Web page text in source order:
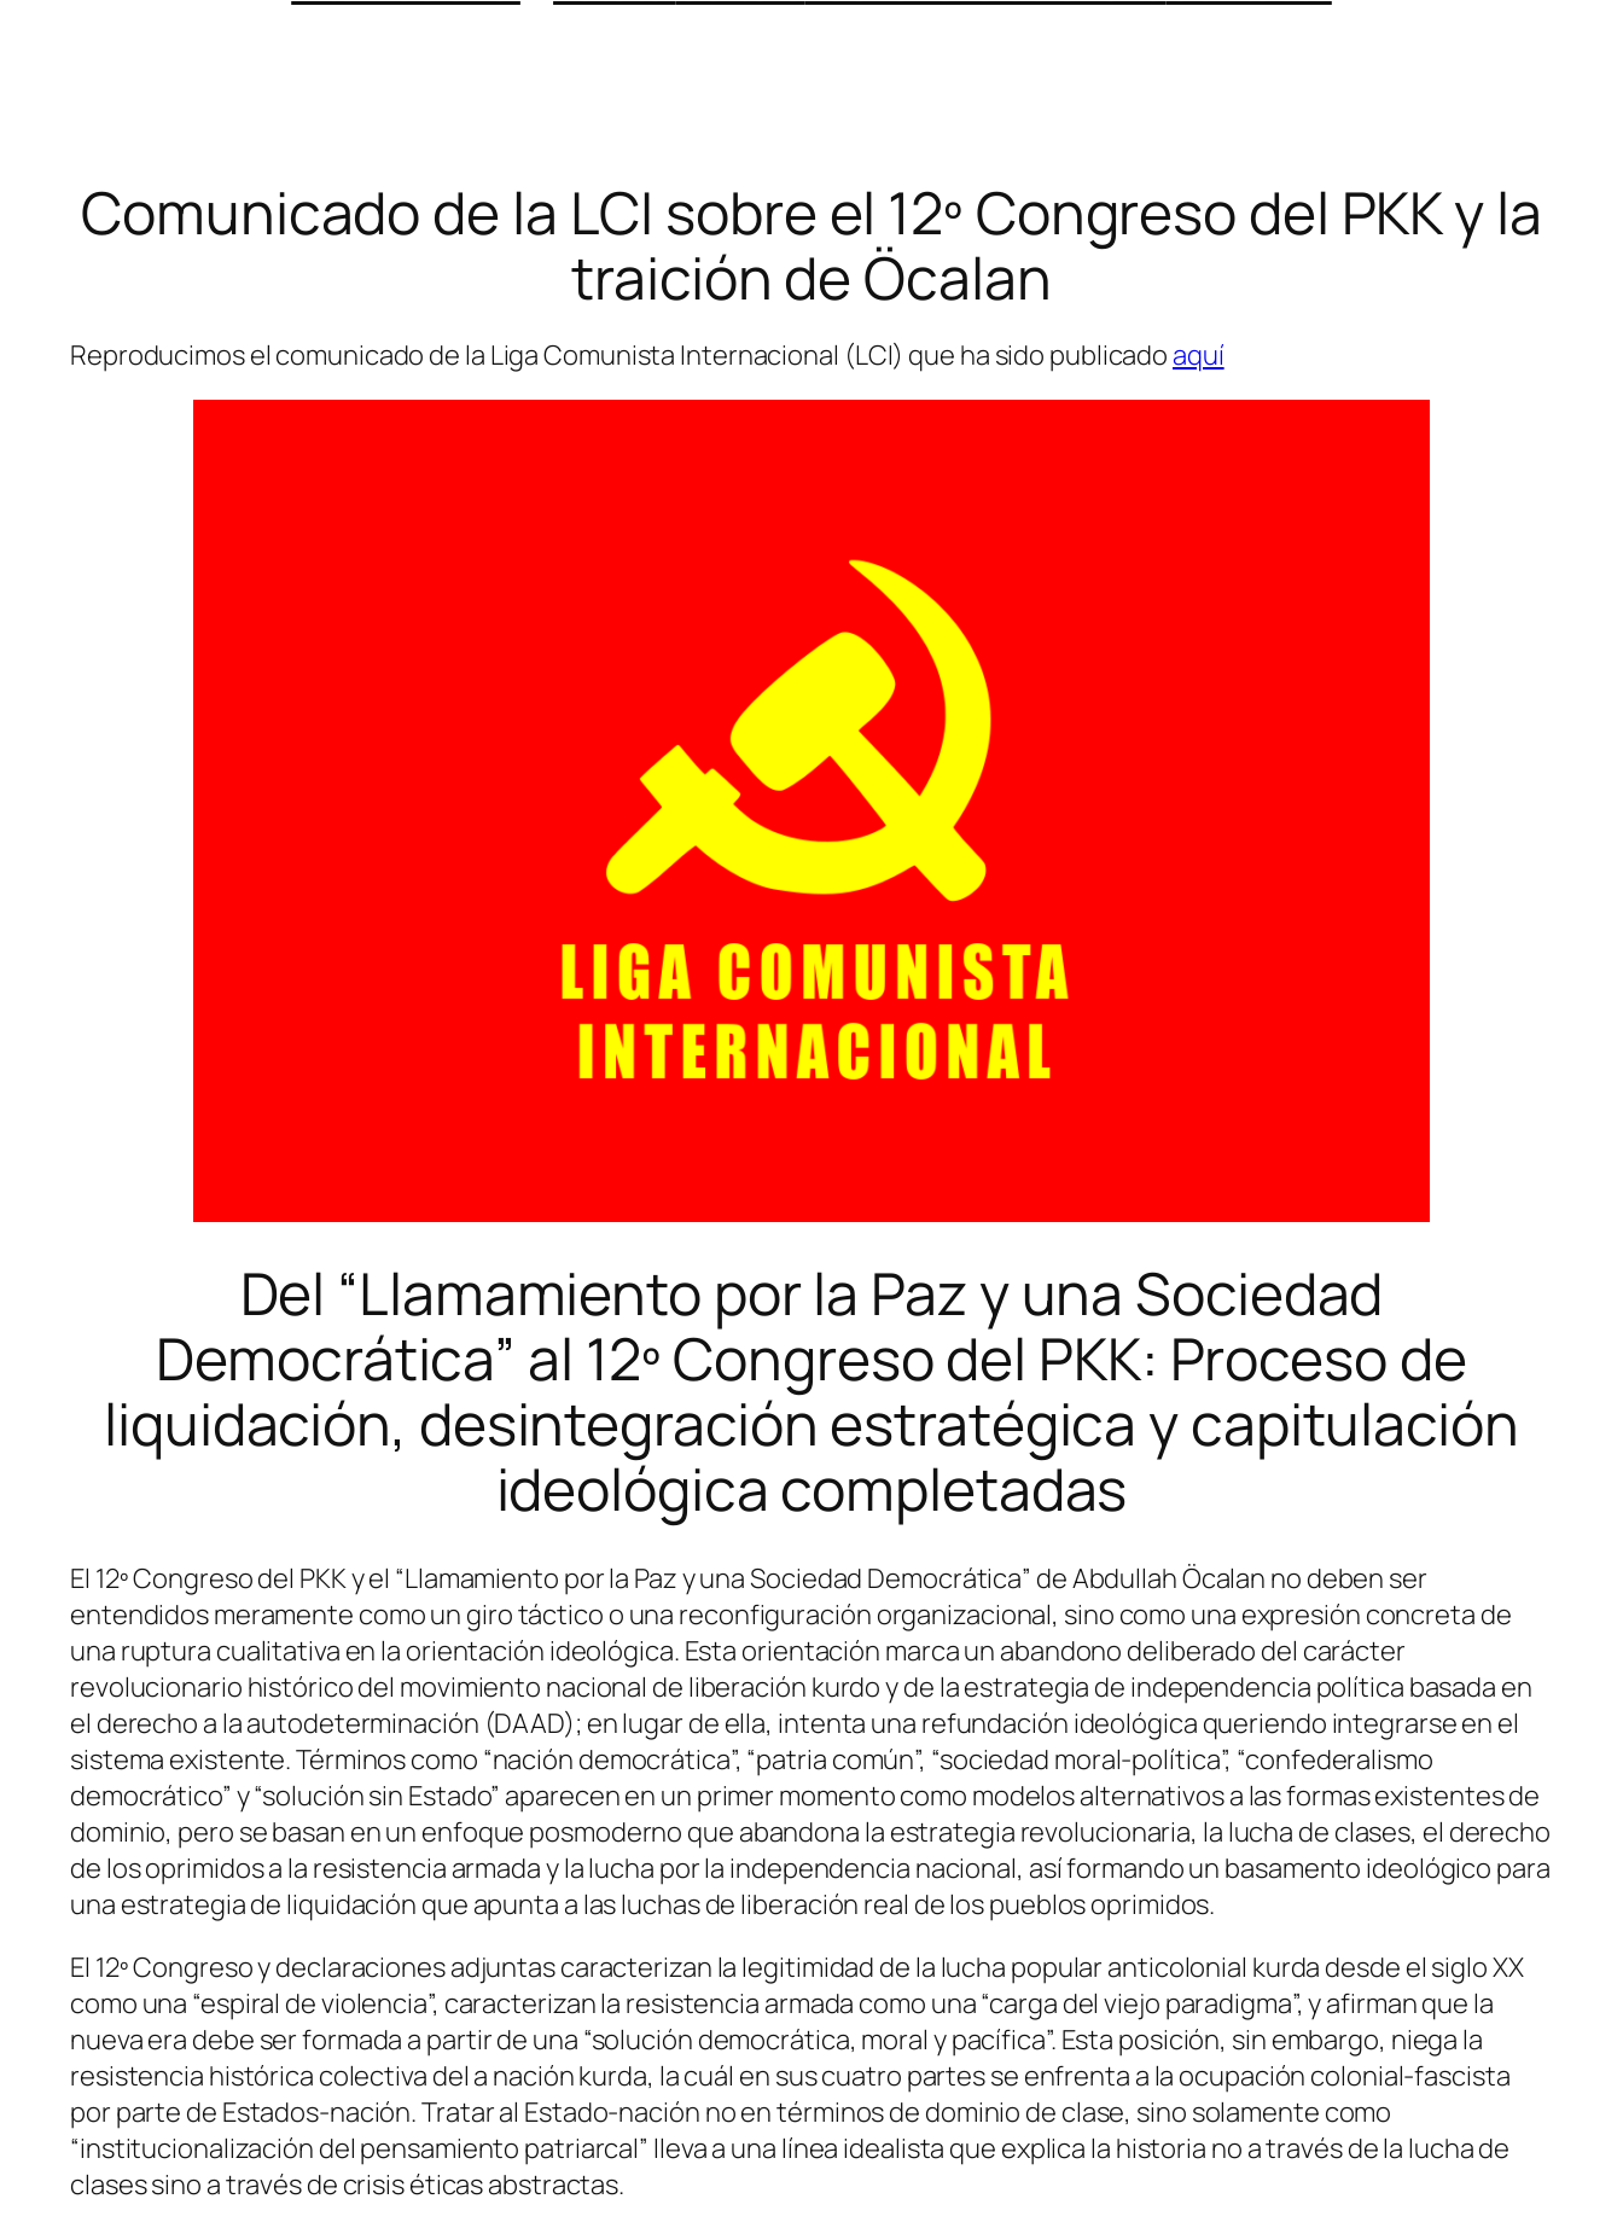
Comunicado de la LCI sobre el 12º Congreso del PKK y la
traición de Öcalan
Reproducimos el comunicado de la Liga Comunista Internacional (LCI) que ha sido publicado aquí
Del “Llamamiento por la Paz y una Sociedad
Democrática” al 12º Congreso del PKK: Proceso de
liquidación, desintegración estratégica y capitulación
ideológica completadas
El 12º Congreso del PKK y el “Llamamiento por la Paz y una Sociedad Democrática” de Abdullah Öcalan no deben ser
entendidos meramente como un giro táctico o una reconfiguración organizacional, sino como una expresión concreta de
una ruptura cualitativa en la orientación ideológica. Esta orientación marca un abandono deliberado del carácter
revolucionario histórico del movimiento nacional de liberación kurdo y de la estrategia de independencia política basada en
el derecho a la autodeterminación (DAAD); en lugar de ella, intenta una refundación ideológica queriendo integrarse en el
sistema existente. Términos como “nación democrática”, “patria común”, “sociedad moral-política”, “confederalismo
democrático” y “solución sin Estado” aparecen en un primer momento como modelos alternativos a las formas existentes de
dominio, pero se basan en un enfoque posmoderno que abandona la estrategia revolucionaria, la lucha de clases, el derecho
de los oprimidos a la resistencia armada y la lucha por la independencia nacional, así formando un basamento ideológico para
una estrategia de liquidación que apunta a las luchas de liberación real de los pueblos oprimidos.
El 12º Congreso y declaraciones adjuntas caracterizan la legitimidad de la lucha popular anticolonial kurda desde el siglo XX
como una “espiral de violencia”, caracterizan la resistencia armada como una “carga del viejo paradigma”, y afirman que la
nueva era debe ser formada a partir de una “solución democrática, moral y pacífica”. Esta posición, sin embargo, niega la
resistencia histórica colectiva del a nación kurda, la cuál en sus cuatro partes se enfrenta a la ocupación colonial-fascista
por parte de Estados-nación. Tratar al Estado-nación no en términos de dominio de clase, sino solamente como
“institucionalización del pensamiento patriarcal” lleva a una línea idealista que explica la historia no a través de la lucha de
clases sino a través de crisis éticas abstractas.